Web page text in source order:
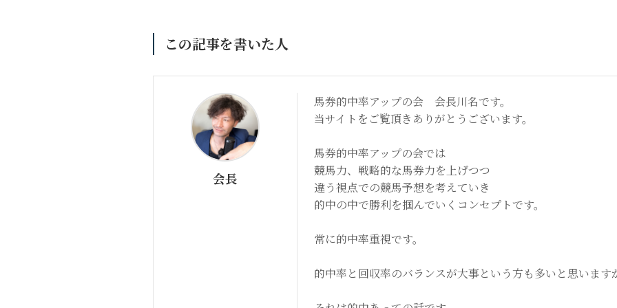
この記事を書いた人
会長
馬券的中率アップの会 会長川名です。
当サイトをご覧頂きありがとうございます。
馬券的中率アップの会では
競馬力、戦略的な馬券力を上げつつ
違う視点での競馬予想を考えていき
的中の中で勝利を掴んでいくコンセプトです。
常に的中率重視です。
的中率と回収率のバランスが大事という方も多いと思います